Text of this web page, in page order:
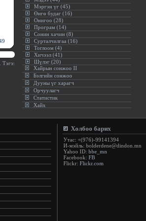
түүний хичээллэдэг, хамгийн дуртай спортын
Мэргэн үг (45)
Өнгө будаг (16)
Онигоо (28)
Програм (14)
Сонин хачин (8)
Сурталчилгаа (16)
Тоглоом (4)
Хичээл (41)
Шүлэг (20)
Хайрын сонжоо II
Бэлгийн сонжоо
Дууны үг харагч
Орчуулагч
Статистик
Хайх
Холбоо барих
Утас: +(976)-99141394
И-мэйль: bolderdene@dindon.mn
Yahoo ID: bbe_mn
Facebook: FB
Flickr: Flickr.com